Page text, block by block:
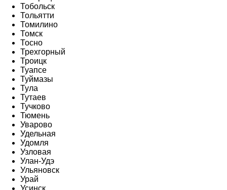
Тобольск
Тольятти
Томилино
Томск
Тосно
Трехгорный
Троицк
Туапсе
Туймазы
Тула
Тутаев
Тучково
Тюмень
Уварово
Удельная
Удомля
Узловая
Улан-Удэ
Ульяновск
Урай
Усинск